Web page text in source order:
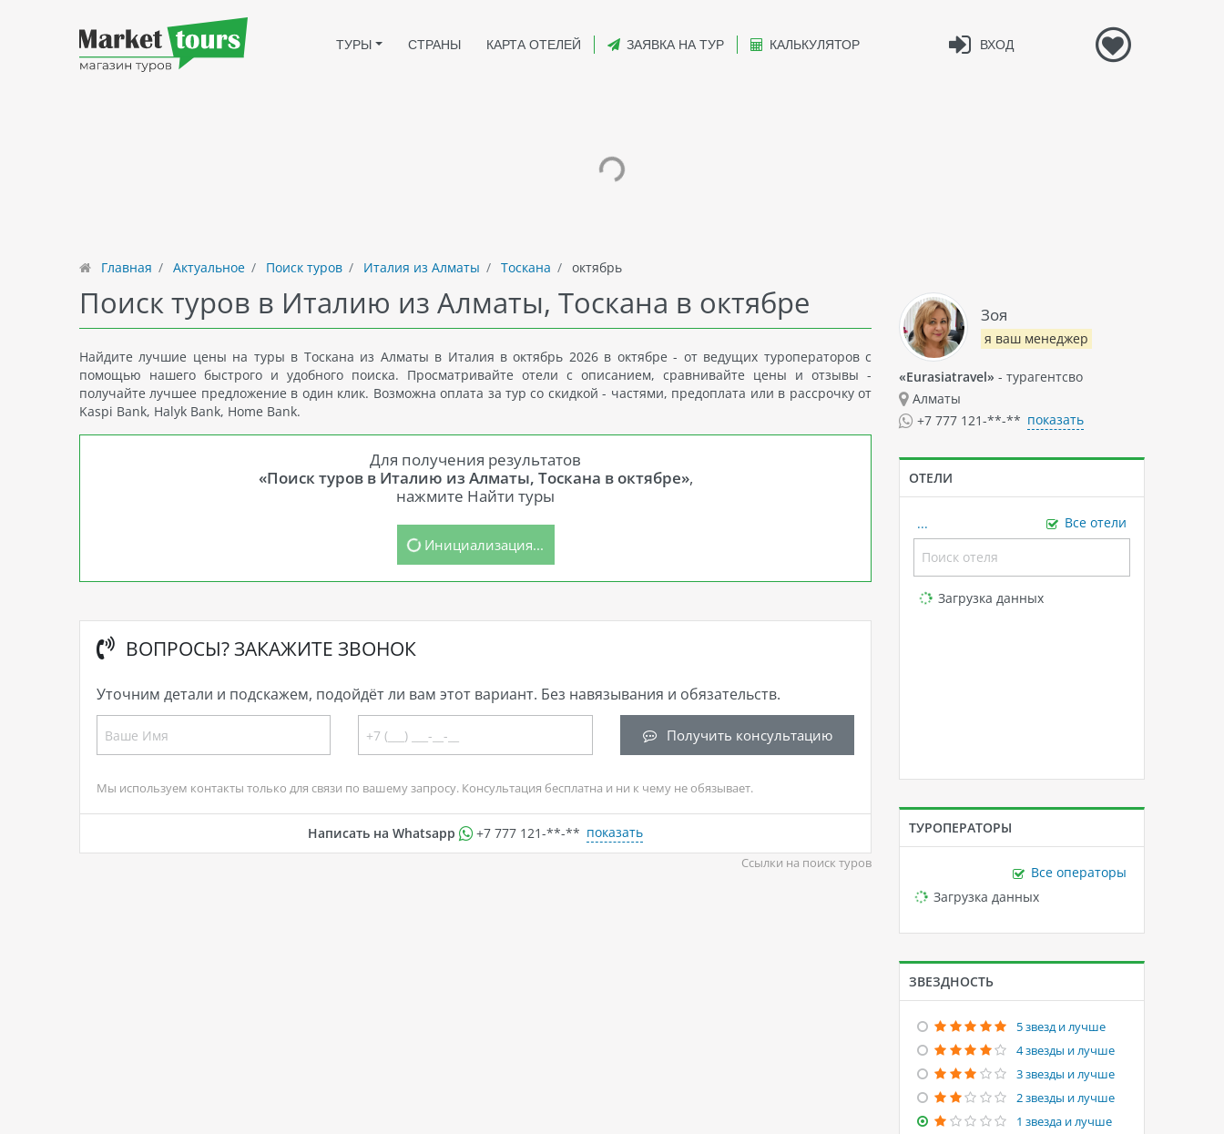
ВХОД
ТУРЫ СТРАНЫ КАРТА ОТЕЛЕЙ ЗАЯВКА НА ТУР КАЛЬКУЛЯТОР
Главная Актуальное Поиск туров Италия из Алматы Тоскана октябрь
Поиск туров в Италию из Алматы, Тоскана в октябре
Найдите лучшие цены на туры в Тоскана из Алматы в Италия в октябрь 2026 в октябре - от ведущих туроператоров с
помощью нашего быстрого и удобного поиска. Просматривайте отели с описанием, сравнивайте цены и отзывы -
получайте лучшее предложение в один клик. Возможна оплата за тур со скидкой - частями, предоплата или в рассрочку от
Kaspi Bank, Halyk Bank, Home Bank.
Для получения результатов
«Поиск туров в Италию из Алматы, Тоскана в октябре»,
нажмите Найти туры
Инициализация...
ВОПРОСЫ? ЗАКАЖИТЕ ЗВОНОК
Уточним детали и подскажем, подойдёт ли вам этот вариант. Без навязывания и обязательств.
Получить консультацию
Мы используем контакты только для связи по вашему запросу. Консультация бесплатна и ни к чему не обязывает.
Написать на Whatsapp +7 777 121-**-** показать
Ссылки на поиск туров
Зоя
я ваш менеджер
«Eurasiatravel» - турагентсво
Алматы
+7 777 121-**-** показать
ОТЕЛИ
... Все отели
Loading...
Загрузка данных
ТУРОПЕРАТОРЫ
Все операторы
Loading...
Загрузка данных
ЗВЕЗДНОСТЬ
5 звезд и лучше
4 звезды и лучше
3 звезды и лучше
2 звезды и лучше
1 звезда и лучше